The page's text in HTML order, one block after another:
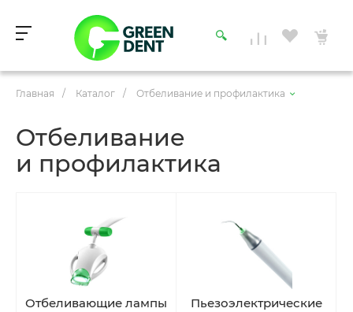
Главная / Каталог / Отбеливание и профилактика
Отбеливание
и профилактика
Отбеливающие лампы
Пьезоэлектрические